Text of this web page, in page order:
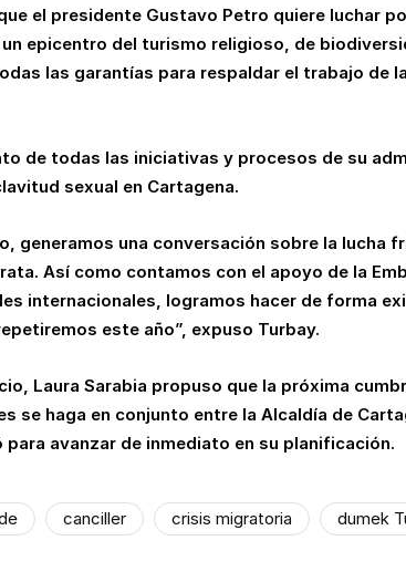
el presidente Gustavo Petro quiere luchar
epicentro del turismo religioso, de
las garantías para respaldar el trabajo de
de todas las iniciativas y procesos de su
sexual en Cartagena.
generamos una conversación sobre la lucha
Así como contamos con el apoyo de la
internacionales, logramos hacer de forma
este año”, expuso Turbay.
Laura Sarabia propuso que la próxima
se haga en conjunto entre la Alcaldía de
avanzar de inmediato en su planificación.
canciller crisis migratoria dumek